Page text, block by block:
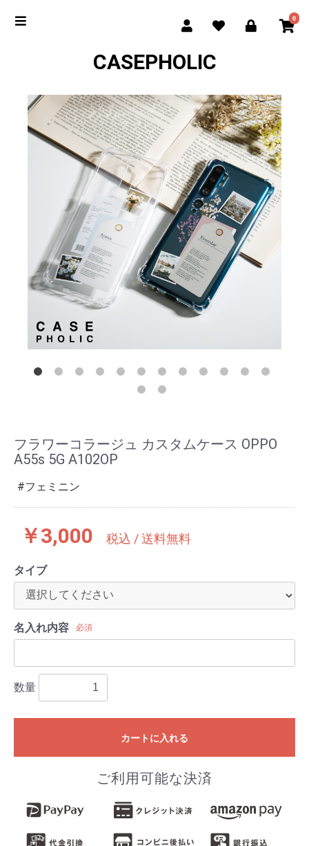
0
CASEPHOLIC
フラワーコラージュ カスタムケース OPPO
A55s 5G A102OP
フェミニン
￥3,000 税込 / 送料無料
タイブ
名入れ内容 必須
数量
カートに入れる
ご利用可能な決済